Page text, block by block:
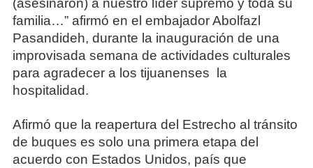
(asesinaron) a nuestro líder supremo y toda su
familia…” afirmó en el embajador Abolfazl
Pasandideh, durante la inauguración de una
improvisada semana de actividades culturales
para agradecer a los tijuanenses la
hospitalidad.
Afirmó que la reapertura del Estrecho al tránsito
de buques es solo una primera etapa del
acuerdo con Estados Unidos, país que